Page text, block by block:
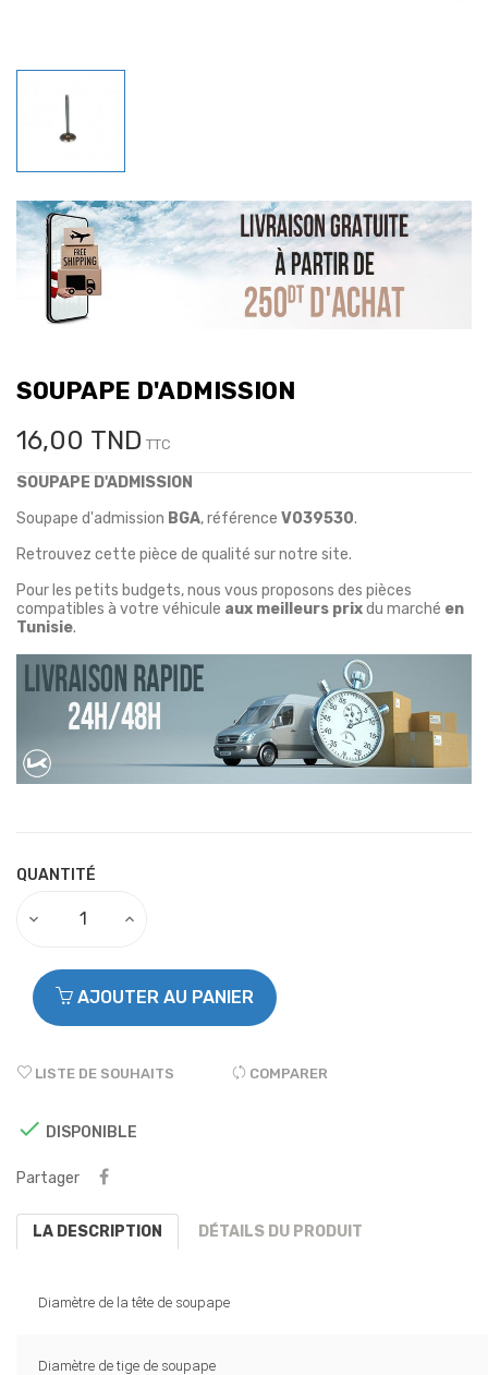
SOUPAPE D'ADMISSION
16,00 TND TTC
SOUPAPE D'ADMISSION
Soupape d'admission BGA, référence V039530.
Retrouvez cette pièce de qualité sur notre site.
Pour les petits budgets, nous vous proposons des pièces
compatibles à votre véhicule aux meilleurs prixdu marché en
Tunisie.
QUANTITÉ
AJOUTER AU PANIER
LISTE DE SOUHAITS COMPARER
 DISPONIBLE
Partager
LA DESCRIPTION DÉTAILS DU PRODUIT
Diamètre de la tête de soupape
Diamètre de tige de soupape